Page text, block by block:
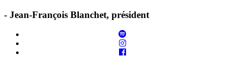
- Jean-François Blanchet, président